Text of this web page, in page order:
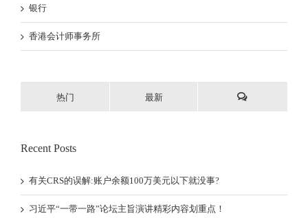
银行
香港会计师事务所
热门 最新
Recent Posts
有关CRS的误解:账户余额100万美元以下就没事?
习近平“一带一路”论坛主旨演讲精彩内容划重点！